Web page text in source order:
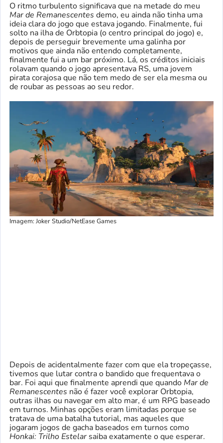
O ritmo turbulento significava que na metade do meu
Mar de Remanescentes demo, eu ainda não tinha uma
ideia clara do jogo que estava jogando. Finalmente, fui
solto na ilha de Orbtopia (o centro principal do jogo) e,
depois de perseguir brevemente uma galinha por
motivos que ainda não entendo completamente,
finalmente fui a um bar próximo. Lá, os créditos iniciais
rolavam quando o jogo apresentava RS, uma jovem
pirata corajosa que não tem medo de ser ela mesma ou
de roubar as pessoas ao seu redor.
Imagem: Joker Studio/NetEase Games
Depois de acidentalmente fazer com que ela tropeçasse,
tivemos que lutar contra o bandido que frequentava o
bar. Foi aqui que finalmente aprendi que quando Mar de
Remanescentes não é fazer você explorar Orbtopia,
outras ilhas ou navegar em alto mar, é um RPG baseado
em turnos. Minhas opções eram limitadas porque se
tratava de uma batalha tutorial, mas aqueles que
jogaram jogos de gacha baseados em turnos como
Honkai: Trilho Estelar saiba exatamente o que esperar.